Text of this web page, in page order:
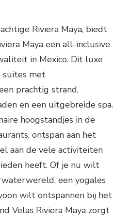
Riviera Maya, biedt
Maya een all-inclusive
in Mexico. Dit luxe
suites met
prachtig strand,
en een uitgebreide spa.
hoogstandjes in de
ontspan aan het
aan de vele activiteiten
heeft. Of je nu wilt
een yogales
wilt ontspannen bij het
Velas Riviera Maya zorgt